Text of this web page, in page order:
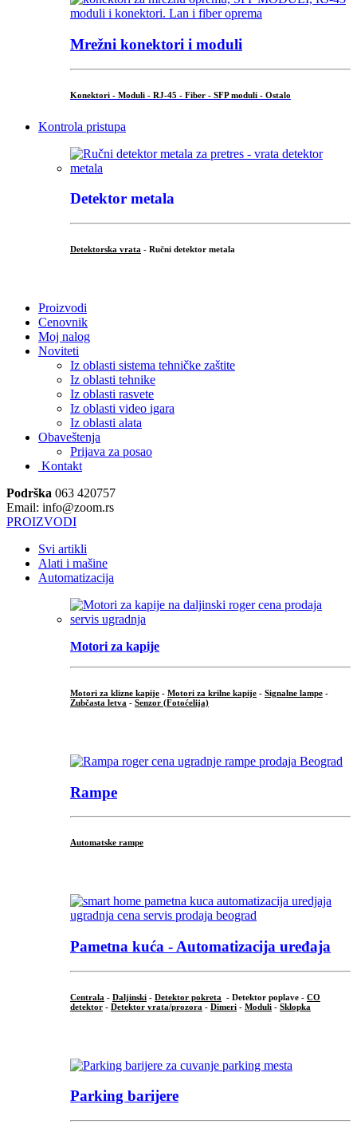
Mrežni konektori i moduli
Konektori - Moduli - RJ-45 - Fiber - SFP moduli - Ostalo
Kontrola pristupa
Detektor metala
Detektorska vrata - Ručni detektor metala
Proizvodi
Cenovnik
Moj nalog
Noviteti
Iz oblasti sistema tehničke zaštite
Iz oblasti tehnike
Iz oblasti rasvete
Iz oblasti video igara
Iz oblasti alata
Obaveštenja
Prijava za posao
Kontakt
Podrška 063 420757
Email: info@zoom.rs
PROIZVODI
Svi artikli
Alati i mašine
Automatizacija
Motori za kapije
Motori za klizne kapije - Motori za krilne kapije - Signalne lampe -
Zubčasta letva - Senzor (Fotoćelija)
Rampe
Automatske rampe
Pametna kuća - Automatizacija uređaja
Centrala - Daljinski - Detektor pokreta - Detektor poplave - CO
detektor - Detektor vrata/prozora - Dimeri - Moduli - Sklopka
Parking barijere